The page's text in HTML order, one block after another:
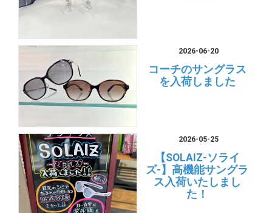
2026-06-20
コーチのサングラス
を入荷しました
2026-05-25
【SOLAIZ-ソライ
ズ-】高機能サングラ
ス入荷いたしまし
た！